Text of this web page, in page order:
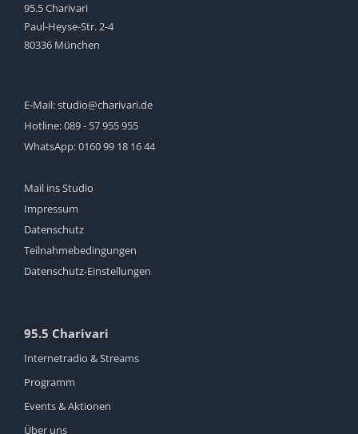
95.5 Charivari
Paul-Heyse-Str. 2-4
80336 München
E-Mail:studio@charivari.de
Hotline:089 - 57 955 955
WhatsApp:0160 99 18 16 44
Mail ins Studio
Impressum
Datenschutz
Teilnahmebedingungen
Datenschutz-Einstellungen
95.5 Charivari
Internetradio & Streams
Programm
Events & Aktionen
Über uns